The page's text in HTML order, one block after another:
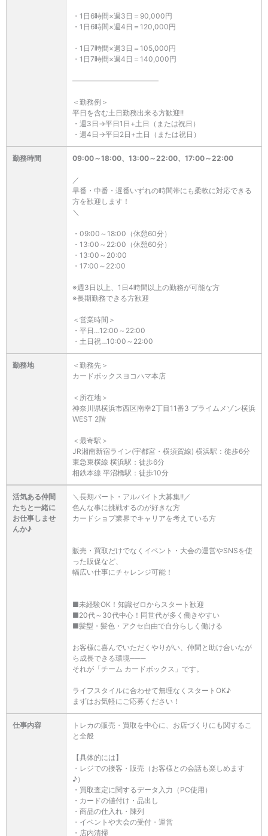
・1日6時間×週3日＝90,000円
・1日6時間×週4日＝120,000円
・1日7時間×週3日＝105,000円
・1日7時間×週4日＝140,000円
――――――――――――
＜勤務例＞
平日を含む土日勤務出来る方歓迎!!
・週3日→平日1日+土日（または祝日）
・週4日→平日2日+土日（または祝日）
勤務時間 09:00～18:00、13:00～22:00、17:00～22:00
／
早番・中番・遅番いずれの時間帯にも柔軟に対応できる
方を歓迎します！
＼
・09:00～18:00（休憩60分）
・13:00～22:00（休憩60分）
・13:00～20:00
・17:00～22:00
※週3日以上、1日4時間以上の勤務が可能な方
※長期勤務できる方歓迎
＜営業時間＞
・平日…12:00～22:00
・土日祝…10:00～22:00
勤務地
＜勤務先＞
カードボックスヨコハマ本店
＜所在地＞
神奈川県横浜市西区南幸2丁目11番3 プライムメゾン横浜
WEST 2階
＜最寄駅＞
JR湘南新宿ライン(宇都宮・横須賀線) 横浜駅：徒歩6分
東急東横線 横浜駅：徒歩6分
相鉄本線 平沼橋駅：徒歩10分
活気ある仲間
たちと一緒に
お仕事しませ
んか♪
＼長期パート・アルバイト大募集!!／
色んな事に挑戦するのが好きな方
カードショプ業界でキャリアを考えている方
販売・買取だけでなくイベント・大会の運営やSNSを使
った販促など、
幅広い仕事にチャレンジ可能！
■未経験OK！知識ゼロからスタート歓迎
■20代～30代中心！同世代が多く働きやすい
■髪型・髪色・アクセ自由で自分らしく働ける
お客様に喜んでいただくやりがい、仲間と助け合いなが
ら成長できる環境───
それが「チーム カードボックス」です。
ライフスタイルに合わせて無理なくスタートOK♪
まずはお気軽にご応募ください！
仕事内容
トレカの販売・買取を中心に、お店づくりにも関するこ
と全般
【具体的には】
・レジでの接客・販売（お客様との会話も楽しめます
♪）
・買取査定に関するデータ入力（PC使用）
・カードの値付け・品出し
・商品の仕入れ・陳列
・イベントや大会の受付・運営
・店内清掃